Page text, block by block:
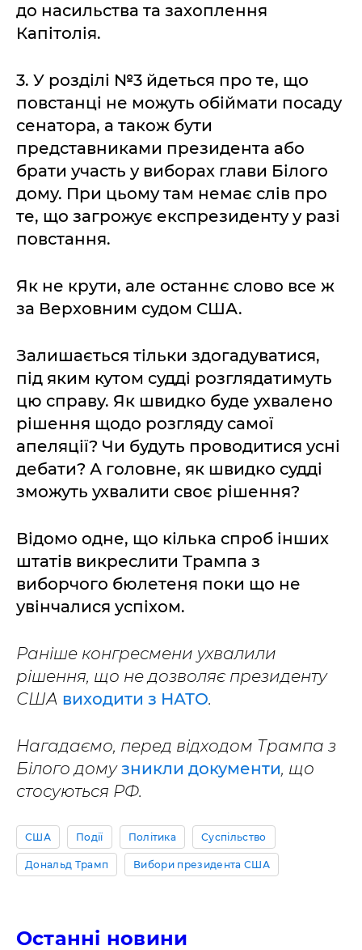
до насильства та захоплення
Капітолія.
3. У розділі №3 йдеться про те, що
повстанці не можуть обіймати посаду
сенатора, а також бути
представниками президента або
брати участь у виборах глави Білого
дому. При цьому там немає слів про
те, що загрожує експрезиденту у разі
повстання.
Як не крути, але останнє слово все ж
за Верховним судом США.
Залишається тільки здогадуватися,
під яким кутом судді розглядатимуть
цю справу. Як швидко буде ухвалено
рішення щодо розгляду самої
апеляції? Чи будуть проводитися усні
дебати? А головне, як швидко судді
зможуть ухвалити своє рішення?
Відомо одне, що кілька спроб інших
штатів викреслити Трампа з
виборчого бюлетеня поки що не
увінчалися успіхом.
Раніше конгресмени ухвалили
рішення, що не дозволяє президенту
США виходити з НАТО.
Нагадаємо, перед відходом Трампа з
Білого домузникли документи, що
стосуються РФ.
США Події Політика Суспільство
Дональд Трамп Вибори президента США
Останні новини